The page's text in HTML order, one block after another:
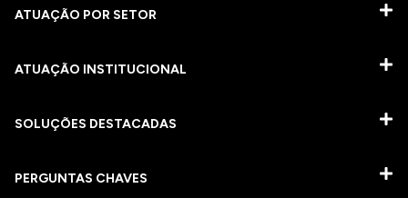
ATUAÇÃO POR SETOR
ATUAÇÃO INSTITUCIONAL
SOLUÇÕES DESTACADAS
PERGUNTAS CHAVES​